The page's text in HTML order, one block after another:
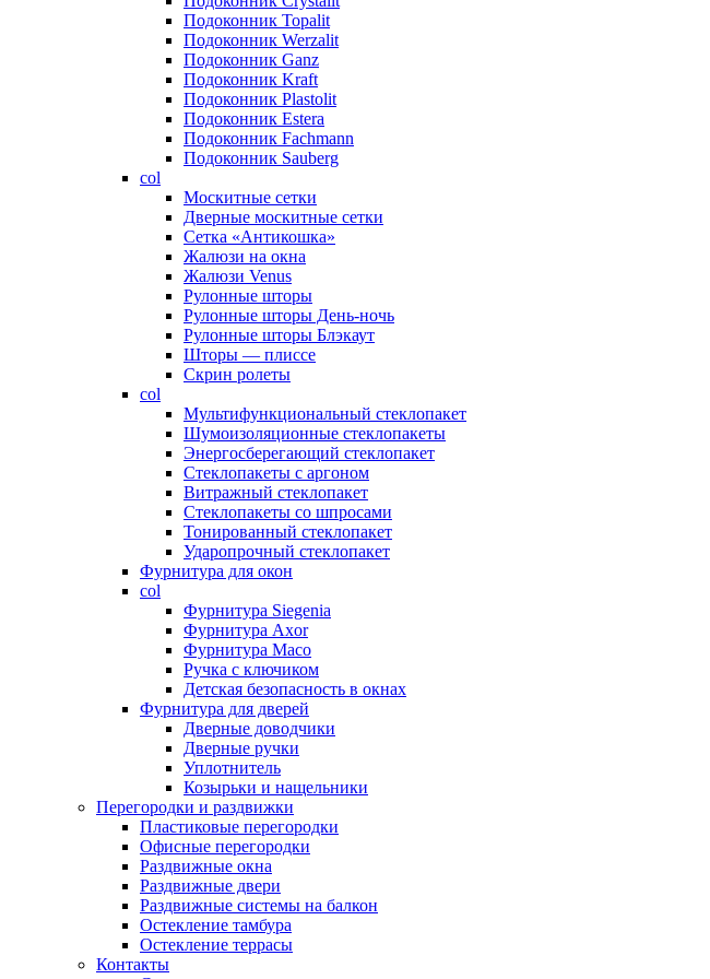
Подоконник Topalit
Подоконник Werzalit
Подоконник Ganz
Подоконник Kraft
Подоконник Plastolit
Подоконник Estera
Подоконник Fachmann
Подоконник Sauberg
col
Москитные сетки
Дверные москитные сетки
Сетка «Антикошка»
Жалюзи на окна
Жалюзи Venus
Рулонные шторы
Рулонные шторы День-ночь
Рулонные шторы Блэкаут
Шторы — плиссе
Скрин ролеты
col
Мультифункциональный стеклопакет
Шумоизоляционные стеклопакеты
Энергосберегающий стеклопакет
Стеклопакеты с аргоном
Витражный стеклопакет
Стеклопакеты со шпросами
Тонированный стеклопакет
Ударопрочный стеклопакет
Фурнитура для окон
col
Фурнитура Siegenia
Фурнитура Axor
Фурнитура Maco
Ручка с ключиком
Детская безопасность в окнах
Фурнитура для дверей
Дверные доводчики
Дверные ручки
Уплотнитель
Козырьки и нащельники
Перегородки и раздвижки
Пластиковые перегородки
Офисные перегородки
Раздвижные окна
Раздвижные двери
Раздвижные системы на балкон
Остекление тамбура
Остекление террасы
Контакты